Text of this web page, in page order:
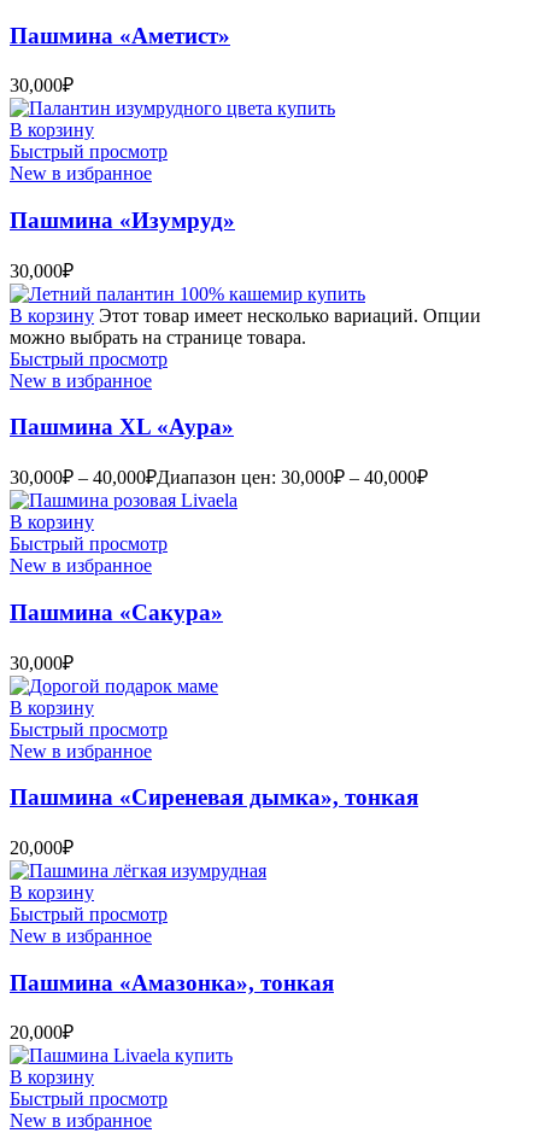
Пашмина «Аметист»
30,000₽
В корзину
Быстрый просмотр
New в избранное
Пашмина «Изумруд»
30,000₽
В корзину Этот товар имеет несколько вариаций. Опции
можно выбрать на странице товара.
Быстрый просмотр
New в избранное
Пашмина XL «Аура»
30,000₽ – 40,000₽Диапазон цен: 30,000₽ – 40,000₽
В корзину
Быстрый просмотр
New в избранное
Пашмина «Сакура»
30,000₽
В корзину
Быстрый просмотр
New в избранное
Пашмина «Сиреневая дымка», тонкая
20,000₽
В корзину
Быстрый просмотр
New в избранное
Пашмина «Амазонка», тонкая
20,000₽
В корзину
Быстрый просмотр
New в избранное